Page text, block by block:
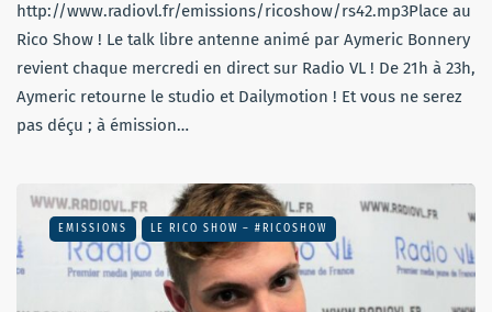
http://www.radiovl.fr/emissions/ricoshow/rs42.mp3Place au
Rico Show ! Le talk libre antenne animé par Aymeric Bonnery
revient chaque mercredi en direct sur Radio VL ! De 21h à 23h,
Aymeric retourne le studio et Dailymotion ! Et vous ne serez
pas déçu ; à émission…
EMISSIONS LE RICO SHOW – #RICOSHOW